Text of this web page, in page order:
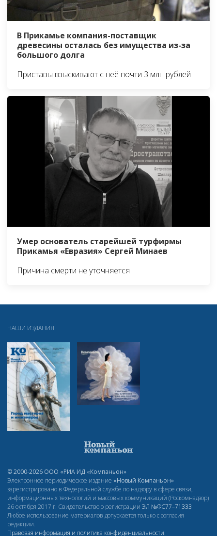
В Прикамье компания-поставщик
древесины осталась без имущества из-за
большого долга
Приставы взыскивают с неё почти 3 млн рублей
Умер основатель старейшей турфирмы
Прикамья «Евразия» Сергей Минаев
Причина смерти не уточняется
НАШИ ИЗДАНИЯ
© 2000-2026 ООО «РИА ИД «Компаньон»
Электронное периодическое издание «Новый Компаньон»
зарегистрировано в Федеральной службе по надзору в сфере связи,
информационных технологий и массовых коммуникаций (Роскомнадзор)
26 октября 2017 г. Свидетельство о регистрации ЭЛ №ФС77–71333
Любое использование материалов допускается только с согласия
редакции.
Правовая информация и политика конфиденциальности.